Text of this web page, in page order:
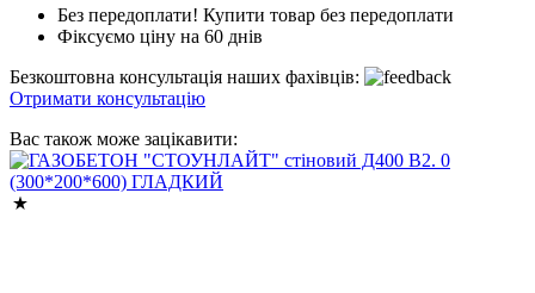
Без передоплати! Купити товар без передоплати
Фіксуємо ціну на 60 днів
Безкоштовна консультація наших фахівців:
Отримати консультацію
Вас також може зацікавити: